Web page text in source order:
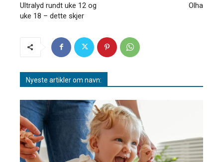
Ultralyd rundt uke 12 og
uke 18 – dette skjer
Olha
Nyeste artikler om navn: